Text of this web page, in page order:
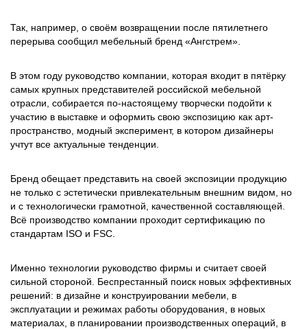
Так, например, о своём возвращении после пятилетнего
перерыва сообщил мебельный бренд «Ангстрем».
В этом году руководство компании, которая входит в пятёрку
самых крупных представителей российской мебельной
отрасли, собирается по-настоящему творчески подойти к
участию в выставке и оформить свою экспозицию как арт-
пространство, модный эксперимент, в котором дизайнеры
учтут все актуальные тенденции.
Бренд обещает представить на своей экспозиции продукцию
не только с эстетически привлекательным внешним видом, но
и с технологически грамотной, качественной составляющей.
Всё производство компании проходит сертификацию по
стандартам ISO и FSC.
Именно технологии руководство фирмы и считает своей
сильной стороной. Беспрестанный поиск новых эффективных
решений: в дизайне и конструировании мебели, в
эксплуатации и режимах работы оборудования, в новых
материалах, в планировании производственных операций, в